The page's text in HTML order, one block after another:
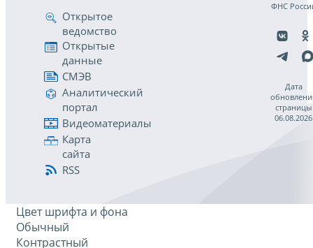
Открытое
ведомство
Открытые
данные
СМЭВ
Аналитический
портал
Видеоматериалы
Карта
сайта
RSS
ФНС
Дата
страницы
06.08.2026
Цвет шрифта и фона
Обычный
Контрастный